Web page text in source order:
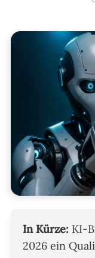
In Kürze: KI-
2026 ein